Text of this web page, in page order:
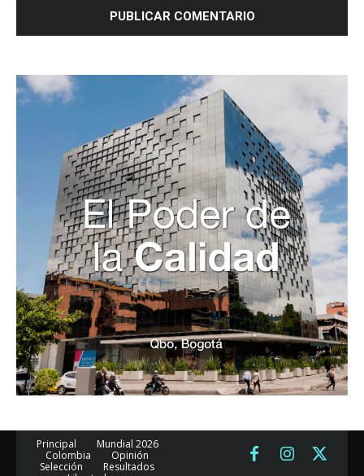
Principal
Mundial 2026
Colombia
Opinión
Selección
Resultados